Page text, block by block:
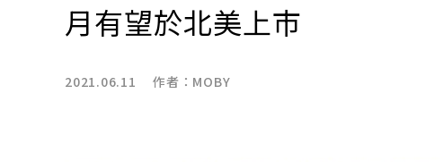
月有望於北美上市
2021.06.11 作者： MOBY